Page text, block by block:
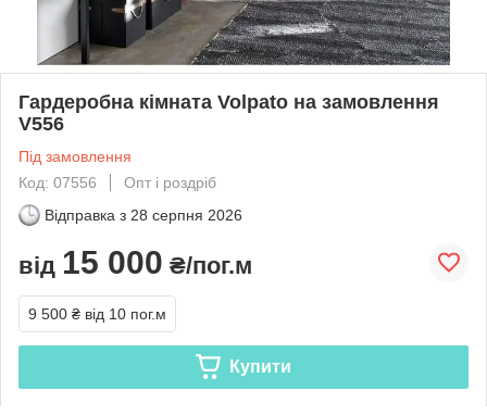
Гардеробна кімната Volpato на замовлення
V556
Під замовлення
Код: 07556
Опт і роздріб
Відправка з 28 серпня 2026
від 15 000 ₴/пог.м
9 500 ₴ від 10 пог.м
Купити